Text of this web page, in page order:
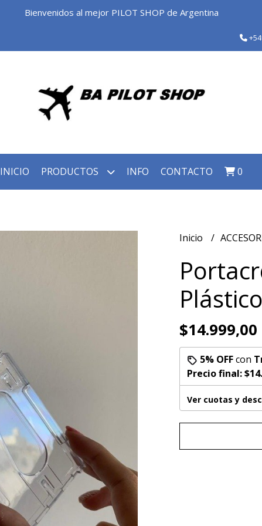
Bienvenidos al mejor PILOT SHOP de Argentina
INICIO PRODUCTOS INFO CONTACTO 0
Inicio
$14.999,00
5% OFFcon
Precio final:
Ver cuotas y